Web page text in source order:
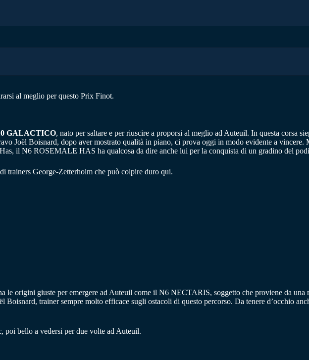
al meglio per questo Prix Finot.
GALACTICO, nato per saltare e per riuscire a proporsi al meglio ad Auteuil. In questa corsa
Joël Boisnard, dopo aver mostrato qualità in piano, ci prova oggi in modo evidente a
il N6 ROSEMALE HAS ha qualcosa da dire anche lui per la conquista di un gradino del
trainers George-Zetterholm che può colpire duro qui.
le origini giuste per emergere ad Auteuil come il N6 NECTARIS, soggetto che proviene da
Boisnard, trainer sempre molto efficace sugli ostacoli di questo percorso. Da tenere d’occhio
bello a vedersi per due volte ad Auteuil.